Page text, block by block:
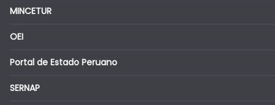
MINCETUR
OEI
Portal de Estado Peruano
SERNAP